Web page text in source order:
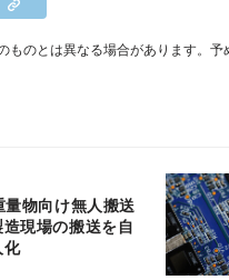
のとは異なる場合があります。予
量物向け無人搬送
現場の搬送を自
化